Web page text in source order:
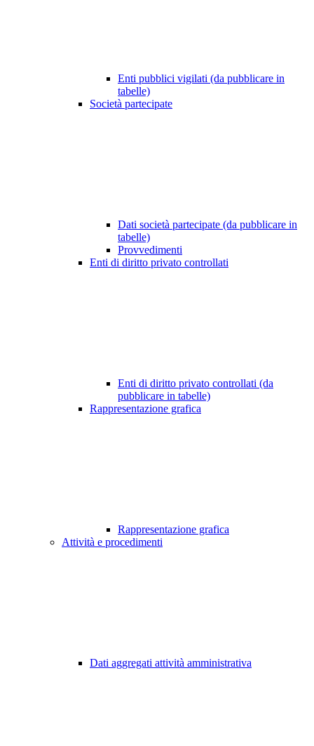
Enti pubblici vigilati (da pubblicare in
tabelle)
Società partecipate
Dati società partecipate (da pubblicare in
tabelle)
Provvedimenti
Enti di diritto privato controllati
Enti di diritto privato controllati (da
pubblicare in tabelle)
Rappresentazione grafica
Rappresentazione grafica
Attività e procedimenti
Dati aggregati attività amministrativa